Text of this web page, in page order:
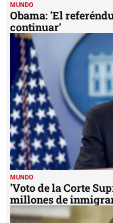
MUNDO
Obama: 'El
continuar'
MUNDO
'Voto de la Corte
millones de